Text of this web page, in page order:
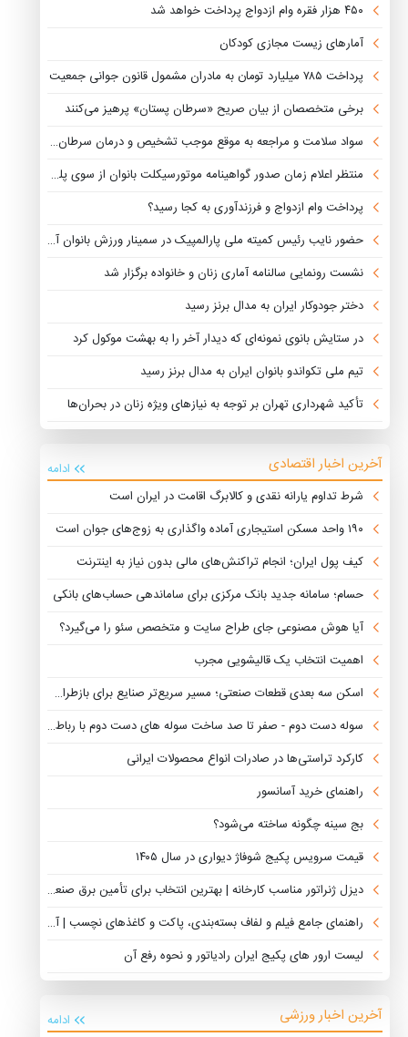
۴۵۰ هزار فقره وام ازدواج پرداخت خواهد شد
آمارهای زیست مجازی کودکان
پرداخت ۷۸۵ میلیارد تومان به مادران مشمول قانون جوانی جمعیت
برخی متخصصان از بیان صریح «سرطان پستان» پرهیز می‌کنند
سواد سلامت و مراجعه به موقع موجب تشخیص و درمان سرطان پستان می شود
منتظر اعلام زمان صدور گواهینامه موتورسیکلت بانوان از سوی پلیس هستیم
پرداخت وام‌ ازدواج و فرزندآوری به کجا رسید؟
حضور نایب رئیس کمیته ملی پارالمپیک در سمینار ورزش بانوان آسیا
نشست رونمایی سالنامه آماری زنان و خانواده برگزار شد
دختر جودوکار ایران به مدال برنز رسید
در ستایش بانوی نمونه‌ای که دیدار آخر را به بهشت موکول کرد
تیم ملی تکواندو بانوان ایران به مدال برنز رسید
تأکید شهرداری تهران بر توجه به نیازهای ویژه زنان در بحران‌ها
آخرین اخبار اقتصادی
ادامه
شرط تداوم یارانه نقدی و کالابرگ اقامت در ایران است
۱۹۰ واحد مسکن استیجاری آماده واگذاری به زوج‌های جوان است
کیف پول ایران؛ انجام تراکنش‌های مالی بدون نیاز به اینترنت
حسام؛ سامانه جدید بانک مرکزی برای ساماندهی حساب‌های بانکی
آیا هوش مصنوعی جای طراح سایت و متخصص سئو را می‌گیرد؟
اهمیت انتخاب یک قالیشویی مجرب
اسکن سه بعدی قطعات صنعتی؛ مسیر سریع‌تر صنایع برای بازطراحی، تولید و نوآوری
سوله دست دوم - صفر تا صد ساخت سوله های دست دوم با رباط فولاد غرب
کارکرد تراستی‌ها در صادرات انواع محصولات ایرانی
راهنمای خرید آسانسور
بج سینه چگونه ساخته می‌شود؟
قیمت سرویس پکیج شوفاژ دیواری در سال ۱۴۰۵
دیزل ژنراتور مناسب کارخانه | بهترین انتخاب برای تأمین برق صنعتی
راهنمای جامع فیلم و لفاف بسته‌بندی، پاکت و کاغذهای نچسب | آذین فناور
لیست ارور های پکیج ایران رادیاتور و نحوه رفع آن
آخرین اخبار ورزشی
ادامه